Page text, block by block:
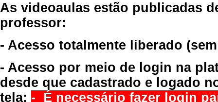
As videoaulas estão publicadas
professor:
- Acesso totalmente liberado
- Acesso por meio de login na
desde que cadastrado e logado
tela: - É necessário fazer login